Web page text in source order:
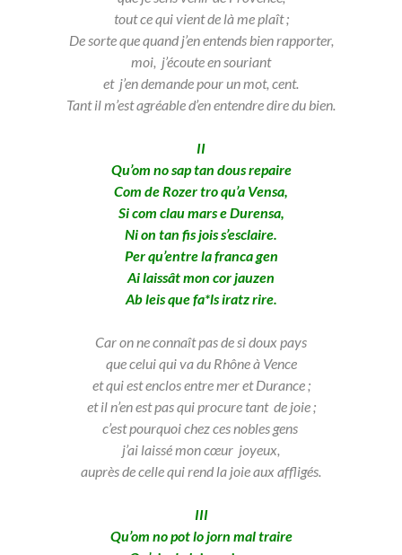
tout ce qui vient de là me plaît ;
De sorte que quand j’en entends bien rapporter,
moi, j’écoute en souriant
et j’en demande pour un mot, cent.
Tant il m’est agréable d’en entendre dire du bien.
II
Qu’om no sap tan dous repaire
Com de Rozer tro qu’a Vensa,
Si com clau mars e Durensa,
Ni on tan fis jois s’esclaire.
Per qu’entre la franca gen
Ai laissât mon cor jauzen
Ab leis que fa*ls iratz rire.
Car on ne connaît pas de si doux pays
que celui qui va du Rhône à Vence
et qui est enclos entre mer et Durance ;
et il n’en est pas qui procure tant de joie ;
c’est pourquoi chez ces nobles gens
j’ai laissé mon cœur joyeux,
auprès de celle qui rend la joie aux affligés.
III
Qu’om no pot lo jorn mal traire